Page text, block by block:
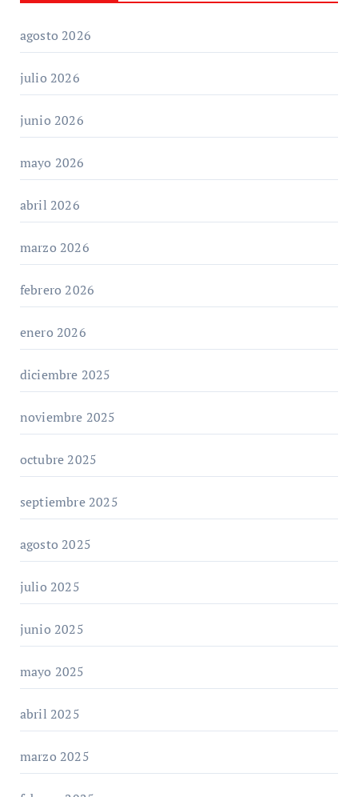
agosto 2026
julio 2026
junio 2026
mayo 2026
abril 2026
marzo 2026
febrero 2026
enero 2026
diciembre 2025
noviembre 2025
octubre 2025
septiembre 2025
agosto 2025
julio 2025
junio 2025
mayo 2025
abril 2025
marzo 2025